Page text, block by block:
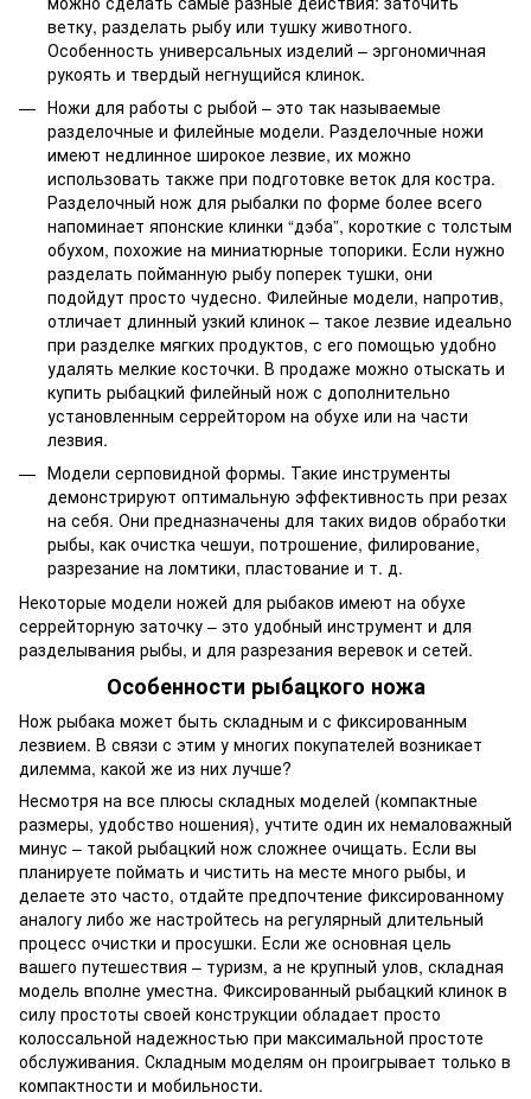
ветку, разделать рыбу или тушку животного.
Особенность универсальных изделий – эргономичная
рукоять и твердый негнущийся клинок.
Ножи для работы с рыбой – это так называемые
разделочные и филейные модели. Разделочные ножи
имеют недлинное широкое лезвие, их можно
использовать также при подготовке веток для костра.
Разделочный нож для рыбалки по форме более всего
напоминает японские клинки “дэба”, короткие с толстым
обухом, похожие на миниатюрные топорики. Если нужно
разделать пойманную рыбу поперек тушки, они
подойдут просто чудесно. Филейные модели, напротив,
отличает длинный узкий клинок – такое лезвие идеально
при разделке мягких продуктов, с его помощью удобно
удалять мелкие косточки. В продаже можно отыскать и
купить рыбацкий филейный нож с дополнительно
установленным серрейтором на обухе или на части
лезвия.
Модели серповидной формы. Такие инструменты
демонстрируют оптимальную эффективность при резах
на себя. Они предназначены для таких видов обработки
рыбы, как очистка чешуи, потрошение, филирование,
разрезание на ломтики, пластование и т. д.
Некоторые модели ножей для рыбаков имеют на обухе
серрейторную заточку – это удобный инструмент и для
разделывания рыбы, и для разрезания веревок и сетей.
Особенности рыбацкого ножа
Нож рыбака может быть складным и с фиксированным
лезвием. В связи с этим у многих покупателей возникает
дилемма, какой же из них лучше?
Несмотря на все плюсы складных моделей (компактные
размеры, удобство ношения), учтите один их немаловажный
минус – такой рыбацкий нож сложнее очищать. Если вы
планируете поймать и чистить на месте много рыбы, и
делаете это часто, отдайте предпочтение фиксированному
аналогу либо же настройтесь на регулярный длительный
процесс очистки и просушки. Если же основная цель
вашего путешествия – туризм, а не крупный улов, складная
модель вполне уместна. Фиксированный рыбацкий клинок в
силу простоты своей конструкции обладает просто
колоссальной надежностью при максимальной простоте
обслуживания. Складным моделям он проигрывает только в
компактности и мобильности.